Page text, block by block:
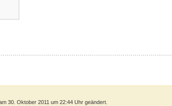
30. Oktober 2011 um 22:44 Uhr geändert.